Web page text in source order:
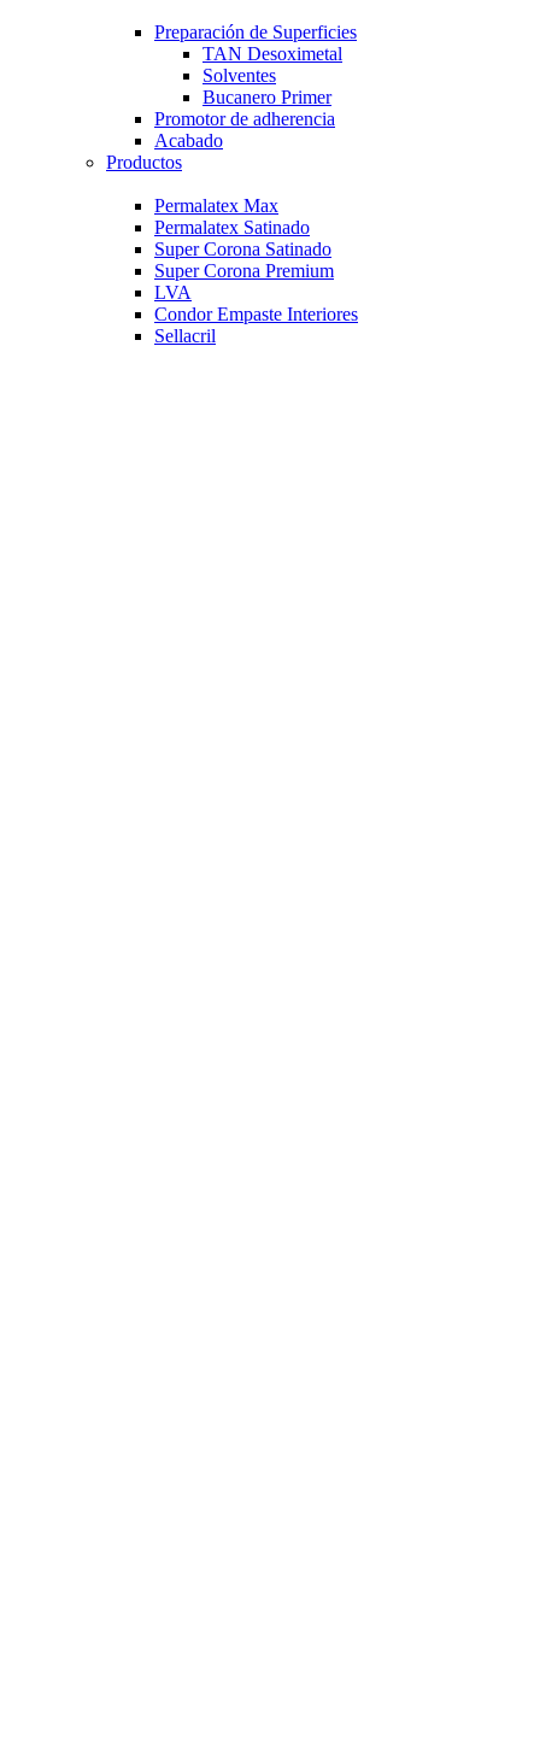
Preparación de Superficies
TAN Desoximetal
Solventes
Bucanero Primer
Promotor de adherencia
Acabado
Productos
Permalatex Max
Permalatex Satinado
Super Corona Satinado
Super Corona Premium
LVA
Condor Empaste Interiores
Sellacril